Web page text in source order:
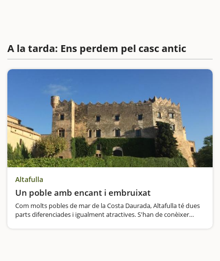
A la tarda: Ens perdem pel casc antic
Altafulla
Un poble amb encant i embruixat
Com molts pobles de mar de la Costa Daurada, Altafulla té dues
parts diferenciades i igualment atractives. S'han de conèixer